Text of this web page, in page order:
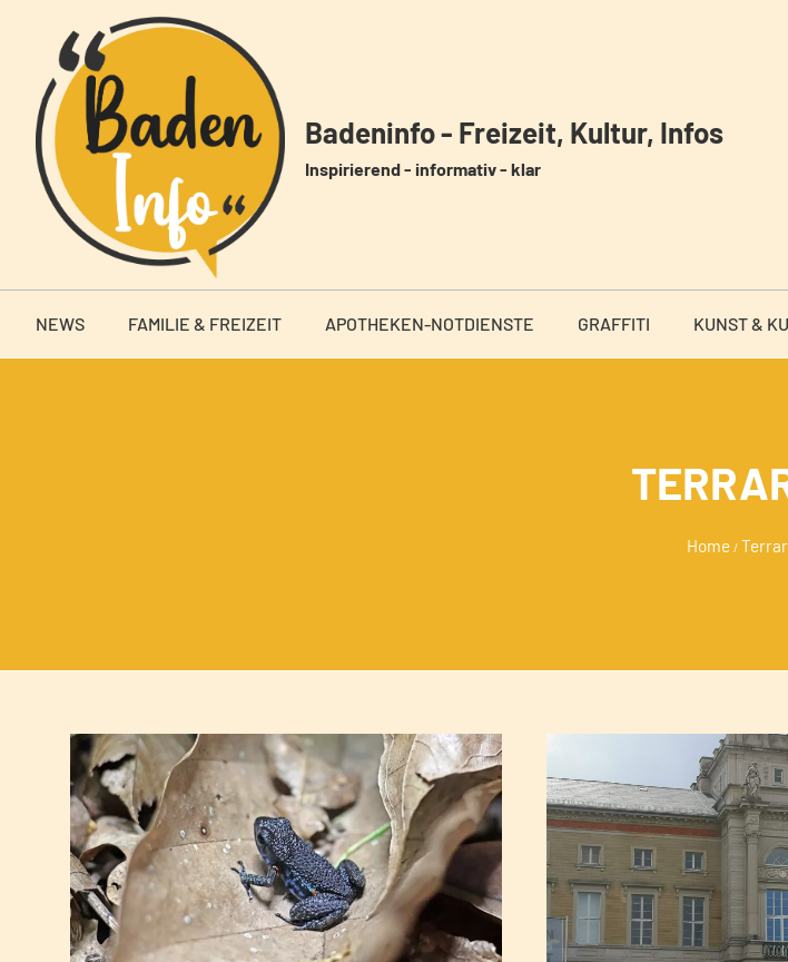
springen
Badeninfo - Freizeit, Kultur, Infos
Inspirierend - informativ - klar
NEWS FAMILIE & FREIZEIT APOTHEKEN-NOTDIENSTE GRAFFITI KUNST &
Home /